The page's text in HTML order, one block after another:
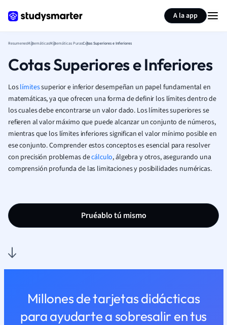
A la app
ResumenesMatemáticasMatemáticas PurasCotas Superiores e Inferiores
Cotas Superiores e Inferiores
Loslímitessuperior e inferior desempeñan un papel fundamental en
matemáticas, ya que ofrecen una forma de definir los límites dentro de
los cuales debe encontrarse un valor dado. Los límites superiores se
refieren al valor máximo que puede alcanzar un conjunto de números,
mientras que los límites inferiores significan el valor mínimo posible en
ese conjunto. Comprender estos conceptos es esencial para resolver
con precisión problemas decálculo, álgebra y otros, asegurando una
comprensión profunda de las limitaciones y posibilidades numéricas.
Pruéablo tú mismo
Millones de tarjetas didácticas
para ayudarte a sobresalir en tus
Resumir página